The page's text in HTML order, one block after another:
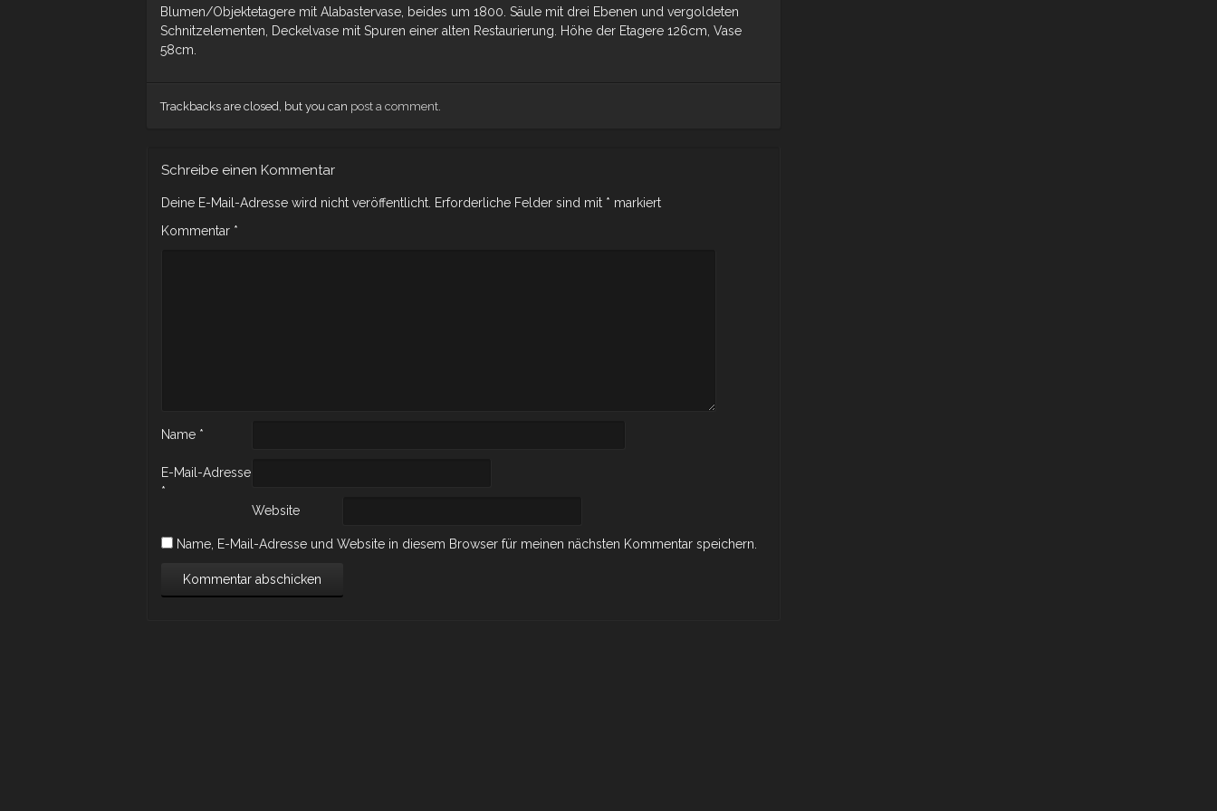
Blumen/Objektetagere mit Alabastervase, beides um 1800. Säule mit drei Ebenen und vergoldeten
Schnitzelementen, Deckelvase mit Spuren einer alten Restaurierung. Höhe der Etagere 126cm, Vase
58cm.
Trackbacks are closed, but you can post a comment.
Schreibe einen Kommentar
Deine E-Mail-Adresse wird nicht veröffentlicht. Erforderliche Felder sind mit * markiert
Kommentar *
Name *
E-Mail-Adresse
*
Website
Name, E-Mail-Adresse und Website in diesem Browser für meinen nächsten Kommentar speichern.